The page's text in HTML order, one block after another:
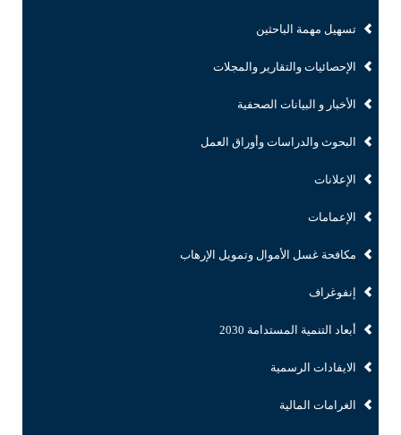
تسهيل مهمة الباحثين
الإحصائيات والتقارير والمجلات
الأخبار و البيانات الصحفية
البحوث والدراسات وأوراق العمل
الإعلانات
الإعمامات
مكافحة غسل الأموال وتمويل الإرهاب
إنفوغراف
أبعاد التنمية المستدامة 2030
الايفادات الرسمية
الغرامات المالية